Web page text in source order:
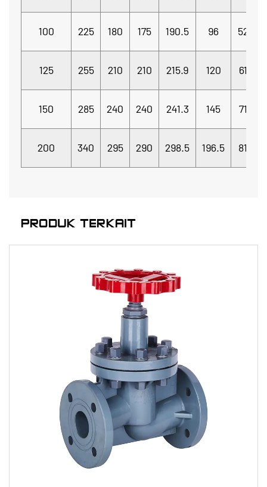
100 225 180 175 190.5 96 52
125 255 210 210 215.9 120 61
150 285 240 240 241.3 145 71
200 340 295 290 298.5 196.5 81
PRODUK TERKAIT